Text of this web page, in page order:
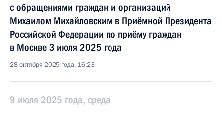
с обращениями граждан и организаций
Михаилом Михайловским в Приёмной Президента
Российской Федерации по приёму граждан
в Москве 3 июля 2025 года
28 октября 2025 года, 16:23
9 июля 2025 года, среда